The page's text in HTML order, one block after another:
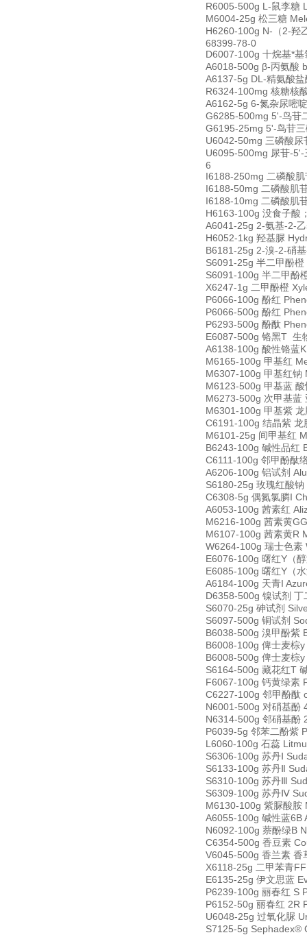
R6005-500g L-鼠李糖
M6004-25g 松三糖
H6260-100g N-（2-羟
68399-78-0
D6007-100g 十烷基*
A6018-500g β-丙氨酸
A6137-5g DL-精氨酸
R6324-100mg 核糖核
A6162-5g 6-氮杂尿嘧
G6285-500mg 5'-鸟苷
G6195-25mg 5'-鸟苷
U6042-50mg 三磷酸
U6095-500mg 尿苷-
6
I6188-250mg 二磷酸
I6188-50mg 二磷酸肌
I6188-10mg 二磷酸肌
H6163-100g 没食子酸
A6041-25g 2-氨基-2-
H6052-1kg 羟基脲
B6181-25g 2-溴-2-硝
S6091-25g 半二甲酚
S6091-100g 半二甲酚
X6247-1g 二甲酚橙
P6066-100g 酚红
P6066-500g 酚红
P6293-500g 酚酞
E6087-500g 铬黑T 生
A6138-100g 酸性铬蓝
M6165-100g 甲基红
M6307-100g 甲基红钠
M6123-500g 甲基蓝
M6273-500g 次甲基蓝
M6301-100g 甲基紫
C6191-100g 结晶紫
M6101-25g 间甲基红
B6243-100g 碱性品红
C6111-100g 邻甲酚酞
A6206-100g 铝试剂
S6180-25g 玫瑰红酸
C6308-5g 偶氮氯膦I
A6053-100g 茜素红
M6216-100g 茜素黄
M6107-100g 茜素黄R
W6264-100g 瑞士色
E6076-100g 曙红Y（
E6085-100g 曙红Y（
A6184-100g 天青I
D6358-500g 镍试剂
S6070-25g 砷试剂
S6097-500g 铜试剂
B6038-500g 溴甲酚紫
B6008-100g 俾士麦棕
B6008-500g 俾士麦棕
S6164-500g 藏花红T
F6067-100g 钙黄绿素
C6227-100g 邻甲酚酞
N6001-500g 对硝基酚
N6314-500g 邻硝基酚
P6039-5g 邻苯二酚紫
L6060-100g 石蕊
S6306-100g 苏丹Ⅰ
S6133-100g 苏丹Ⅱ
S6310-100g 苏丹Ⅲ
S6309-100g 苏丹Ⅳ
M6130-100g 紫脲酸胺
A6055-100g 碱性蓝6B
N6092-100g 萘酚绿B
C6354-500g 香豆素
V6045-500g 香兰素 香
X6118-25g 二甲苯青
E6135-25g 伊文思蓝
P6239-100g 丽春红 S
P6152-50g 丽春红 2R
U6048-25g 过氧化脲
S7125-5g Sephadex®